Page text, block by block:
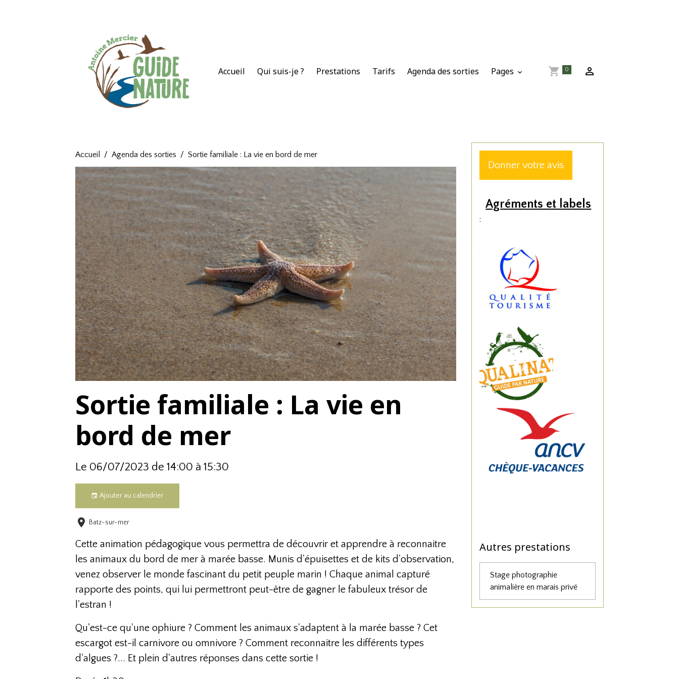
Accueil Qui suis-je ? Prestations Tarifs Agenda des sorties Pages 0
Accueil Agenda des sorties Sortie familiale : La vie en bord de mer
Sortie familiale : La vie en
bord de mer
Le 06/07/2023 de 14:00 à 15:30
Ajouter au calendrier
Batz-sur-mer
Cette animation pédagogique vous permettra de découvrir et apprendre à reconnaitre
les animaux du bord de mer à marée basse. Munis d'épuisettes et de kits d'observation,
venez observer le monde fascinant du petit peuple marin ! Chaque animal capturé
rapporte des points, qui lui permettront peut-être de gagner le fabuleux trésor de
l'estran !
Qu'est-ce qu'une ophiure ? Comment les animaux s'adaptent à la marée basse ? Cet
escargot est-il carnivore ou omnivore ? Comment reconnaitre les différents types
d'algues ?... Et plein d'autres réponses dans cette sortie !
Donner votre avis
Agréments et labels
:
Autres prestations
Stage photographie
animalière en marais privé